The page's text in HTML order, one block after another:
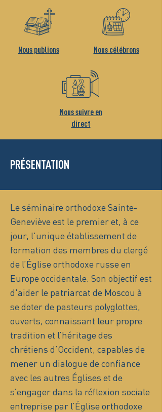
Nous publions Nous célébrons
Nous suivre en
direct
PRÉSENTATION
Le séminaire orthodoxe Sainte-
Geneviève est le premier et, à ce
jour, l'unique établissement de
formation des membres du clergé
de l’Église orthodoxe russe en
Europe occidentale. Son objectif est
d'aider le patriarcat de Moscou à
se doter de pasteurs polyglottes,
ouverts, connaissant leur propre
tradition et l’héritage des
chrétiens d’Occident, capables de
mener un dialogue de confiance
avec les autres Églises et de
s’engager dans la réflexion sociale
entreprise par l’Église orthodoxe